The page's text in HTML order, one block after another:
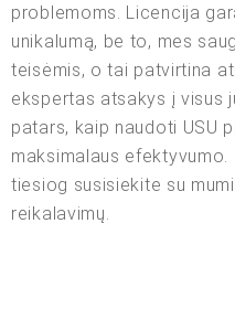
problemoms. Licencija
unikalumą, be to, mes
teisėmis, o tai patvirtina
ekspertas atsakys į visus
patars, kaip naudoti USU
maksimalaus
tiesiog susisiekite su
reikalavimų.